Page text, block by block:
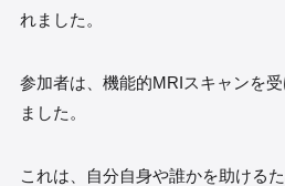
れました。
参加者は、機能的MRIスキャンを
ました。
これは、自分自身や誰かを助ける